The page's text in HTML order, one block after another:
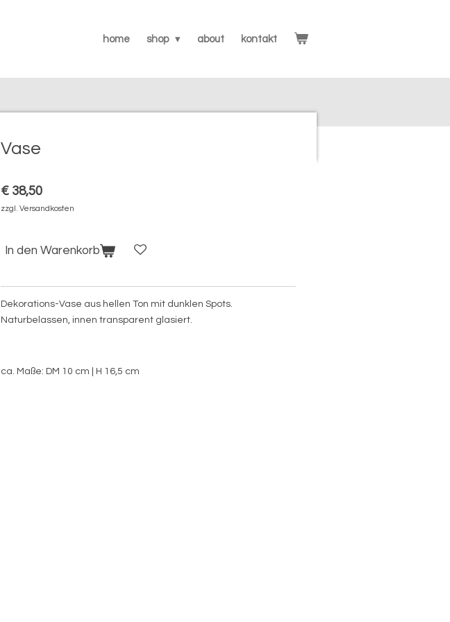
home shop about kontakt
Vase
€ 38,50
zzgl. Versandkosten
In den Warenkorb
Dekorations-Vase aus hellen Ton mit dunklen Spots.
Naturbelassen, innen transparent glasiert.
ca. Maße: DM 10 cm | H 16,5 cm